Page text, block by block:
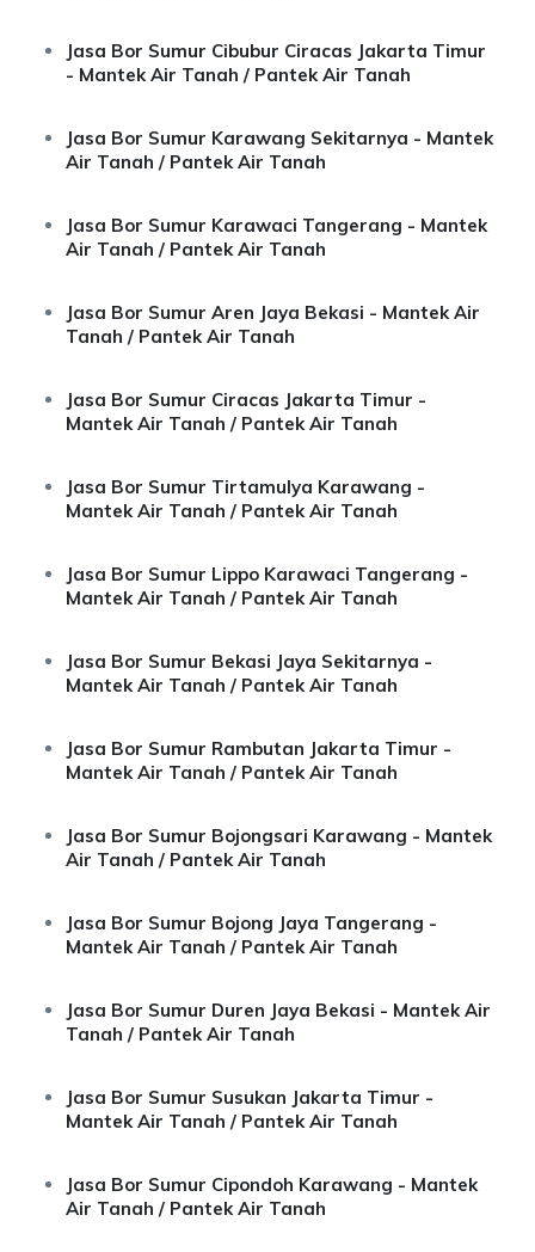
Jasa Bor Sumur Cibubur Ciracas Jakarta Timur
- Mantek Air Tanah / Pantek Air Tanah
Jasa Bor Sumur Karawang Sekitarnya - Mantek
Air Tanah / Pantek Air Tanah
Jasa Bor Sumur Karawaci Tangerang - Mantek
Air Tanah / Pantek Air Tanah
Jasa Bor Sumur Aren Jaya Bekasi - Mantek Air
Tanah / Pantek Air Tanah
Jasa Bor Sumur Ciracas Jakarta Timur -
Mantek Air Tanah / Pantek Air Tanah
Jasa Bor Sumur Tirtamulya Karawang -
Mantek Air Tanah / Pantek Air Tanah
Jasa Bor Sumur Lippo Karawaci Tangerang -
Mantek Air Tanah / Pantek Air Tanah
Jasa Bor Sumur Bekasi Jaya Sekitarnya -
Mantek Air Tanah / Pantek Air Tanah
Jasa Bor Sumur Rambutan Jakarta Timur -
Mantek Air Tanah / Pantek Air Tanah
Jasa Bor Sumur Bojongsari Karawang - Mantek
Air Tanah / Pantek Air Tanah
Jasa Bor Sumur Bojong Jaya Tangerang -
Mantek Air Tanah / Pantek Air Tanah
Jasa Bor Sumur Duren Jaya Bekasi - Mantek Air
Tanah / Pantek Air Tanah
Jasa Bor Sumur Susukan Jakarta Timur -
Mantek Air Tanah / Pantek Air Tanah
Jasa Bor Sumur Cipondoh Karawang - Mantek
Air Tanah / Pantek Air Tanah